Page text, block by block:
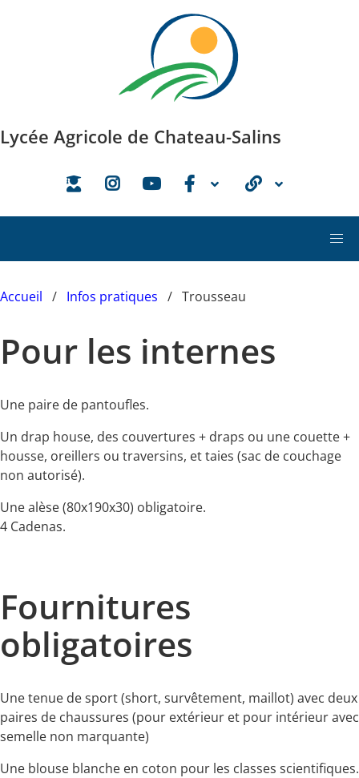
Lycée Agricole de Chateau-Salins
Accueil Infos pratiques Trousseau
Pour les internes
Une paire de pantoufles.
Un drap house, des couvertures + draps ou une couette +
housse, oreillers ou traversins, et taies (sac de couchage
non autorisé).
Une alèse (80x190x30) obligatoire.
4 Cadenas.
Fournitures
obligatoires
Une tenue de sport (short, survêtement, maillot) avec deux
paires de chaussures (pour extérieur et pour intérieur avec
semelle non marquante)
Une blouse blanche en coton pour les classes scientifiques.